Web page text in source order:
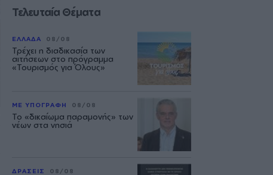
Τελευταία Θέματα
ΕΛΛΑΔΑ 08/08
Τρέχει η διαδικασία των
αιτήσεων στο πρόγραμμα
«Τουρισμός για Όλους»
ΜΕ ΥΠΟΓΡΑΦΗ 08/08
Το «δικαίωμα παραμονής» των
νέων στα νησιά
ΔΡΑΣΕΙΣ 08/08